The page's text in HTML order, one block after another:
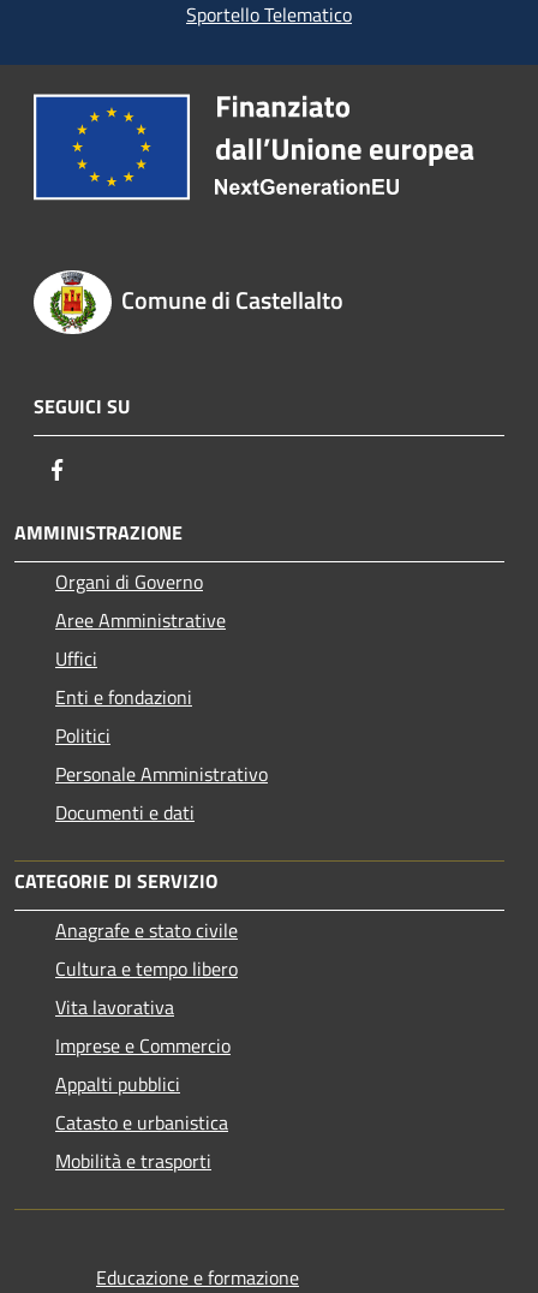
Sportello Telematico
Comune di Castellalto
SEGUICI SU
AMMINISTRAZIONE
Organi di Governo
Aree Amministrative
Uffici
Enti e fondazioni
Politici
Personale Amministrativo
Documenti e dati
CATEGORIE DI SERVIZIO
Anagrafe e stato civile
Cultura e tempo libero
Vita lavorativa
Imprese e Commercio
Appalti pubblici
Catasto e urbanistica
Mobilità e trasporti
Educazione e formazione